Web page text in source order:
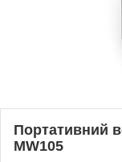
Портативний
MW105